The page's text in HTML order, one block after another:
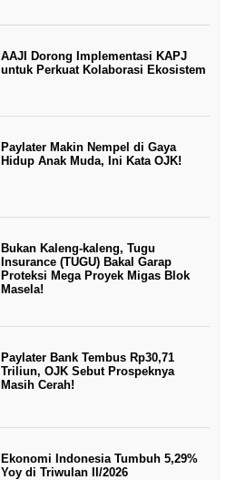
AAJI Dorong Implementasi KAPJ
untuk Perkuat Kolaborasi Ekosistem
Paylater Makin Nempel di Gaya
Hidup Anak Muda, Ini Kata OJK!
Bukan Kaleng-kaleng, Tugu
Insurance (TUGU) Bakal Garap
Proteksi Mega Proyek Migas Blok
Masela!
Paylater Bank Tembus Rp30,71
Triliun, OJK Sebut Prospeknya
Masih Cerah!
Ekonomi Indonesia Tumbuh 5,29%
Yoy di Triwulan II/2026